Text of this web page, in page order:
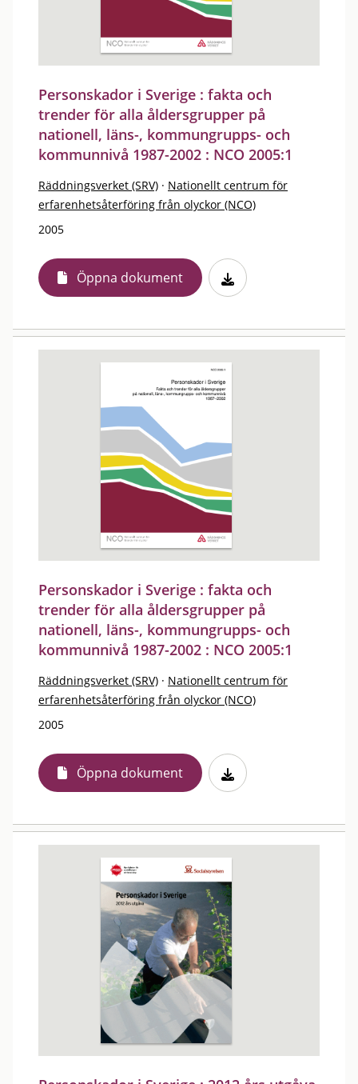
Personskador i Sverige : fakta och
trender för alla åldersgrupper på
nationell, läns-, kommungrupps- och
kommunnivå 1987-2002 : NCO 2005:1
Räddningsverket (SRV) · Nationellt centrum för
erfarenhetsåterföring från olyckor (NCO)
2005
Öppna dokument
Personskador i Sverige : fakta och
trender för alla åldersgrupper på
nationell, läns-, kommungrupps- och
kommunnivå 1987-2002 : NCO 2005:1
Räddningsverket (SRV) · Nationellt centrum för
erfarenhetsåterföring från olyckor (NCO)
2005
Öppna dokument